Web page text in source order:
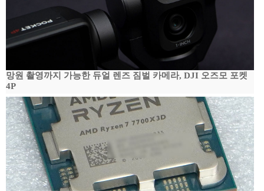
망원 촬영까지 가능한 듀얼 렌즈 짐벌 카메라, DJI 오즈모 포켓
4P